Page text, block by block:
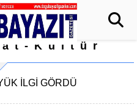
Kültür
ILGI GÖRDÜ